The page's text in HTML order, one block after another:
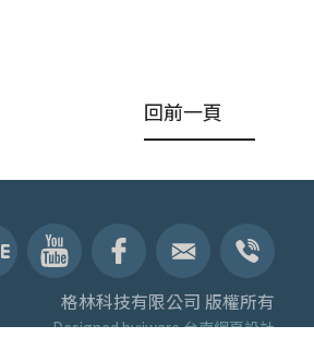
回前一頁
格林科技有限公司 版權所有
Designed by:iware台南網頁設計